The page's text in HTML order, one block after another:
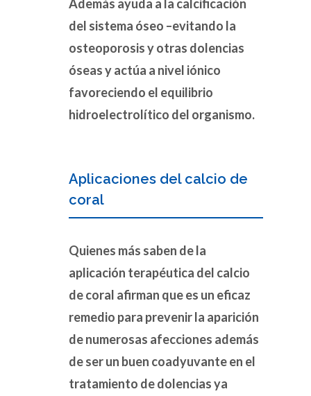
Además ayuda a la calcificación
del sistema óseo –evitando la
osteoporosis y otras dolencias
óseas y actúa a nivel iónico
favoreciendo el equilibrio
hidroelectrolítico del organismo.
Aplicaciones del calcio de
coral
Quienes más saben de la
aplicación terapéutica del calcio
de coral afirman que es un eficaz
remedio para prevenir la aparición
de numerosas afecciones además
de ser un buen coadyuvante en el
tratamiento de dolencias ya
Recibe
bonificaciones